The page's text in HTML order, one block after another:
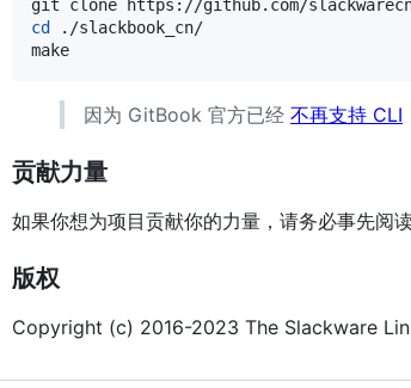
cd
./slackbook_cn/
make
因为 GitBook 官方已经 不再支持 CLI
贡献力量
如果你想为项目贡献你的力量，请务必事先阅
版权
Copyright (c) 2016-2023 The Slackware